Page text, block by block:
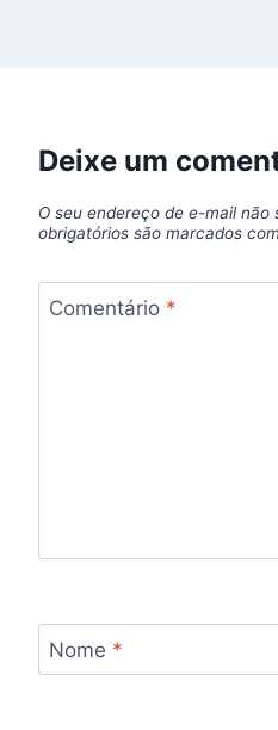
Deixe um
O seu endereço de e-mail não
obrigatórios são marcados com
Comentário *
Nome *